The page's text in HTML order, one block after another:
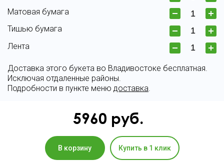
Матовая бумага
Тишью бумага
Лента
Доставка этого букета во Владивостоке бесплатная.
Исключая отдаленные районы.
Подробности в пункте меню доставка.
5960 руб.
В корзину Купить в 1 клик